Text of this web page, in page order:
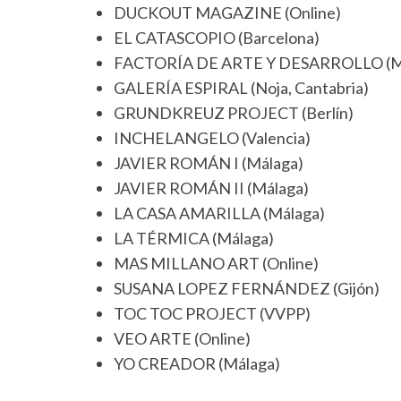
DUCKOUT MAGAZINE (Online)
EL CATASCOPIO (Barcelona)
FACTORÍA DE ARTE Y DESARROLLO
GALERÍA ESPIRAL (Noja, Cantabria)
GRUNDKREUZ PROJECT (Berlín)
INCHELANGELO (Valencia)
JAVIER ROMÁN I (Málaga)
JAVIER ROMÁN II (Málaga)
LA CASA AMARILLA (Málaga)
LA TÉRMICA (Málaga)
MAS MILLANO ART (Online)
SUSANA LOPEZ FERNÁNDEZ (Gijón)
TOC TOC PROJECT (VVPP)
VEO ARTE (Online)
YO CREADOR (Málaga)